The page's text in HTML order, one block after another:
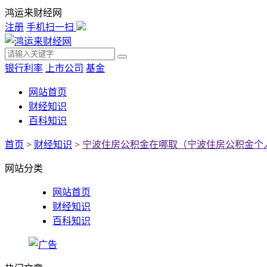
鸿运来财经网
注册 手机扫一扫
银行利率 上市公司 基金
网站首页
财经知识
百科知识
首页 > 财经知识 > 宁波住房公积金在哪取（宁波住房公积金个
网站分类
网站首页
财经知识
百科知识